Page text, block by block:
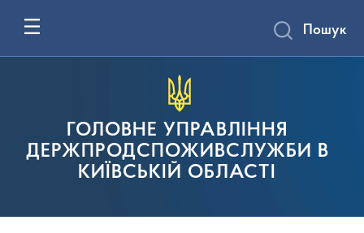
ГОЛОВНЕ УПРАВЛІННЯ
ДЕРЖПРОДСПОЖИВСЛУЖБИ В
КИЇВСЬКІЙ ОБЛАСТІ
Пошук